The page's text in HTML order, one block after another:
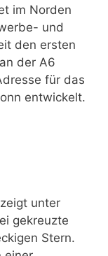
im Norden
und
den ersten
der A6
für das
entwickelt.
unter
gekreuzte
Stern.